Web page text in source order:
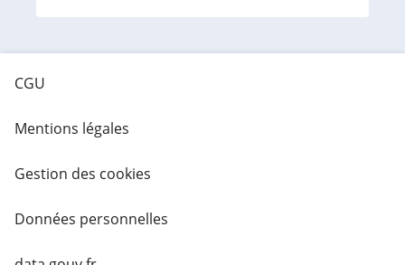
CGU
Mentions légales
Gestion des cookies
Données personnelles